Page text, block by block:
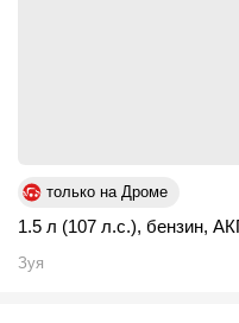
только на Дроме
1.5 л (107 л.с.), бензин,
Зуя